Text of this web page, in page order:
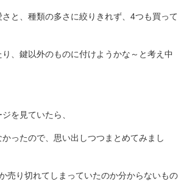
と、種類の多さに絞りきれず、 4つも買って
り、鍵以外のものに付けようかな～ と考え中
を見ていたら、
ったので、思い出しつつまとめてみまし
売り切れてしまっていたのか分からないもの